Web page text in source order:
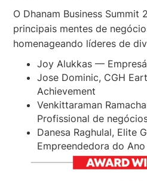
O Dhanam Business Summit
principais mentes de
homenageando líderes de
Joy Alukkas —
Jose Dominic, CGH
Achievement
Venkittaraman
Profissional de
Danesa Raghulal, Elite
Empreendedora do Ano